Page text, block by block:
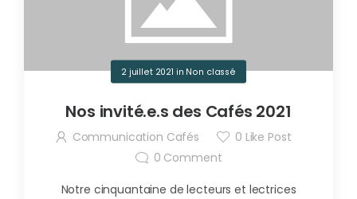
2 juillet 2021 in Non classé
Nos invité.e.s des Cafés 2021
Communication Cafés 0 Like Post
0 Comment
Notre cinquantaine de lecteurs et lectrices